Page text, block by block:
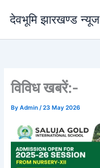
content
देवभूमि झारखण्ड न्यूज
विविध खबरें:-
ByAdmin/23 May 2026